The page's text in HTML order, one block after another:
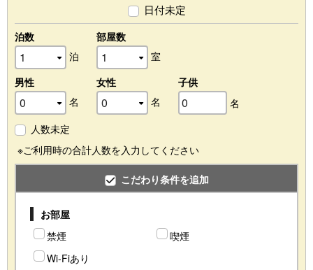
日付未定
泊数
泊
部屋数
室
男性
名
女性
名
子供
名
人数未定
※ご利用時の合計人数を入力してください
こだわり条件を追加
お部屋
禁煙
喫煙
Wi-Fiあり